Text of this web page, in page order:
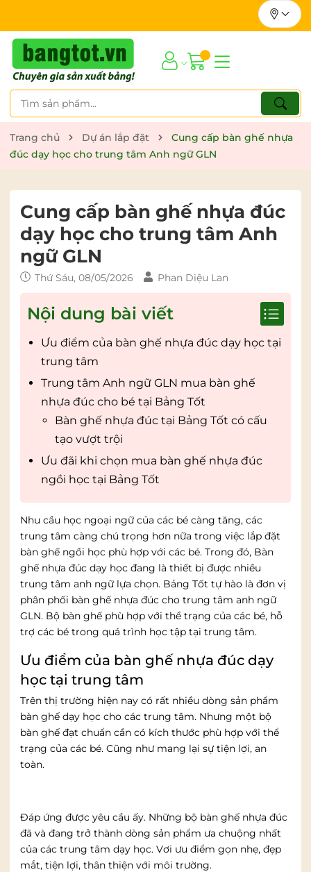
Trang chủ Dự án lắp đặt
Cung cấp bàn ghế nhựa
đúc dạy học cho trung tâm Anh ngữ GLN
Cung cấp bàn ghế nhựa đúc
dạy học cho trung tâm Anh
ngữ GLN
Thứ Sáu, 08/05/2026 Phan Diệu Lan
Nội dung bài viết
Ưu điểm của bàn ghế nhựa đúc dạy học tại
trung tâm
Trung tâm Anh ngữ GLN mua bàn ghế
nhựa đúc cho bé tại Bảng Tốt
Bàn ghế nhựa đúc tại Bảng Tốt có cấu
tạo vượt trội
Ưu đãi khi chọn mua bàn ghế nhựa đúc
ngồi học tại Bảng Tốt
Nhu cầu học ngoại ngữ của các bé càng tăng, các
trung tâm càng chú trọng hơn nữa trong việc lắp đặt
bàn ghế ngồi học phù hợp với các bé. Trong đó, Bàn
ghế nhựa đúc dạy học đang là thiết bị được nhiều
trung tâm anh ngữ lựa chọn. Bảng Tốt tự hào là đơn vị
phân phối bàn ghế nhựa đúc cho trung tâm anh ngữ
GLN. Bộ bàn ghế phù hợp với thể trạng của các bé, hỗ
trợ các bé trong quá trình học tập tại trung tâm.
Ưu điểm của bàn ghế nhựa đúc dạy
học tại trung tâm
Trên thị trường hiện nay có rất nhiều dòng sản phẩm
bàn ghế dạy học cho các trung tâm. Nhưng một bộ
bàn ghế đạt chuẩn cần có kích thước phù hợp với thể
trạng của các bé. Cũng như mang lại sự tiện lợi, an
toàn.
Đáp ứng được yêu cầu ấy. Những bộ bàn ghế nhựa đúc
đã và đang trở thành dòng sản phẩm ưa chuộng nhất
của các trung tâm dạy học. Vơi ưu điểm gọn nhẹ, đẹp
mắt, tiện lợi, thân thiện với môi trường.